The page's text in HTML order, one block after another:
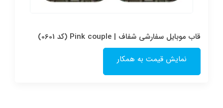
قاب موبایل سفارشی شفاف | Pink couple (کد 0601)
نمایش قیمت به همکار